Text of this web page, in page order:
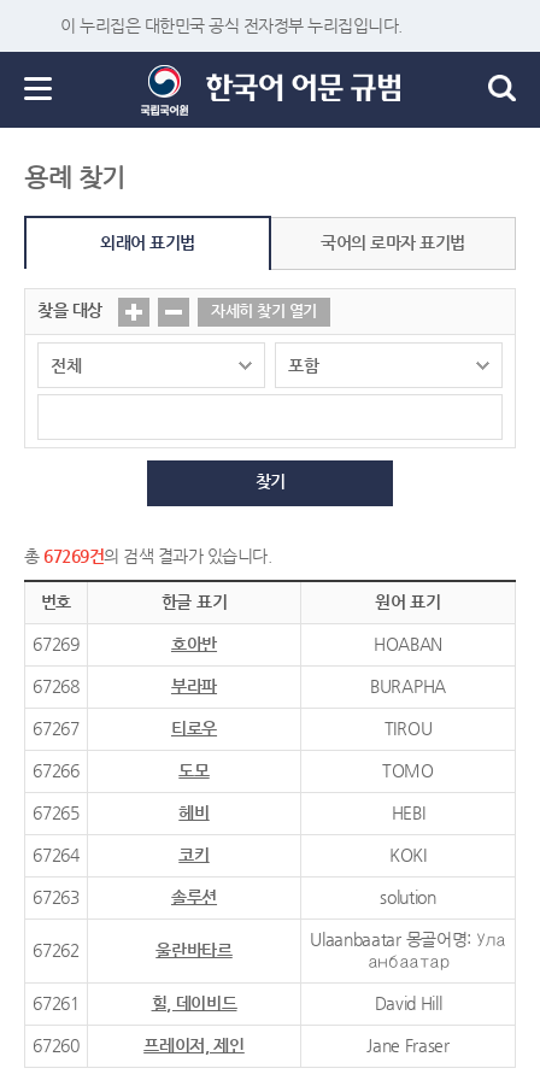
이 누리집은 대한민국 공식 전자정부 누리집입니다.
용례 찾기
외래어 표기법 국어의 로마자 표기법
찾을 대상 자세히 찾기 열기
찾기
총 67269건의 검색 결과가 있습니다.
번호 한글 표기 원어 표기
67269 호아반 HOABAN
67268 부라파 BURAPHA
67267 티로우 TIROU
67266 도모 TOMO
67265 헤비 HEBI
67264 코키 KOKI
67263 솔루션 solution
67262 울란바타르
Ulaanbaatar 몽골어명: Ула
анбаатар
67261 힐, 데이비드 David Hill
67260 프레이저, 제인 Jane Fraser